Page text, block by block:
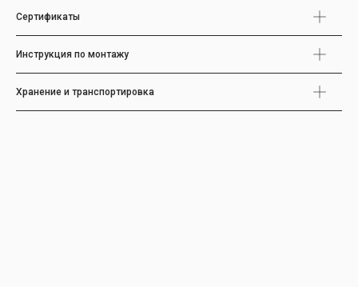
Сертификаты
Инструкция по монтажу
Хранение и транспортировка